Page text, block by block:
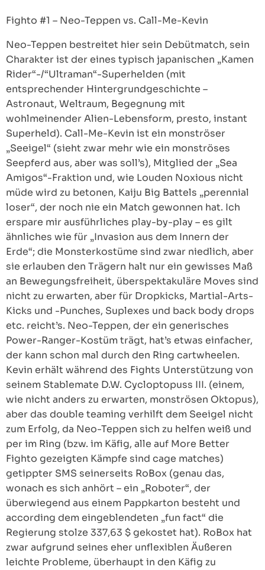
Fighto #1 – Neo-Teppen vs. Call-Me-Kevin
Neo-Teppen bestreitet hier sein Debütmatch, sein
Charakter ist der eines typisch japanischen „Kamen
Rider“-/“Ultraman“-Superhelden (mit
entsprechender Hintergrundgeschichte –
Astronaut, Weltraum, Begegnung mit
wohlmeinender Alien-Lebensform, presto, instant
Superheld). Call-Me-Kevin ist ein monströser
„Seeigel“ (sieht zwar mehr wie ein monströses
Seepferd aus, aber was soll’s), Mitglied der „Sea
Amigos“-Fraktion und, wie Louden Noxious nicht
müde wird zu betonen, Kaiju Big Battels „perennial
loser“, der noch nie ein Match gewonnen hat. Ich
erspare mir ausführliches play-by-play – es gilt
ähnliches wie für „Invasion aus dem Innern der
Erde“; die Monsterkostüme sind zwar niedlich, aber
sie erlauben den Trägern halt nur ein gewisses Maß
an Bewegungsfreiheit, überspektakuläre Moves sind
nicht zu erwarten, aber für Dropkicks, Martial-Arts-
Kicks und -Punches, Suplexes und back body drops
etc. reicht’s. Neo-Teppen, der ein generisches
Power-Ranger-Kostüm trägt, hat’s etwas einfacher,
der kann schon mal durch den Ring cartwheelen.
Kevin erhält während des Fights Unterstützung von
seinem Stablemate D.W. Cycloptopuss III. (einem,
wie nicht anders zu erwarten, monströsen Oktopus),
aber das double teaming verhilft dem Seeigel nicht
zum Erfolg, da Neo-Teppen sich zu helfen weiß und
per im Ring (bzw. im Käfig, alle auf More Better
Fighto gezeigten Kämpfe sind cage matches)
getippter SMS seinerseits RoBox (genau das,
wonach es sich anhört – ein „Roboter“, der
überwiegend aus einem Pappkarton besteht und
according dem eingeblendeten „fun fact“ die
Regierung stolze 337,63 $ gekostet hat). RoBox hat
zwar aufgrund seines eher unflexiblen Äußeren
leichte Probleme, überhaupt in den Käfig zu